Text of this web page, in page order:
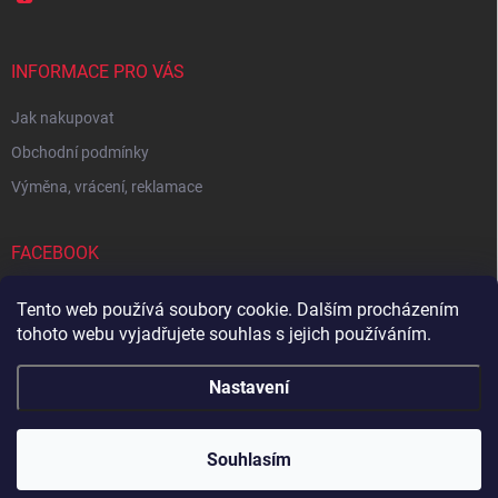
Tento web používá soubory cookie. Dalším procházením
tohoto webu vyjadřujete souhlas s jejich používáním.
Nastavení
Souhlasím
INFORMACE PRO VÁS
Jak nakupovat
Obchodní podmínky
Výměna, vrácení, reklamace
FACEBOOK
Zboží.cz Heureka.cz Sedupa Nejlepší seno.cz
Zandup . Všechna práva vyhrazena.